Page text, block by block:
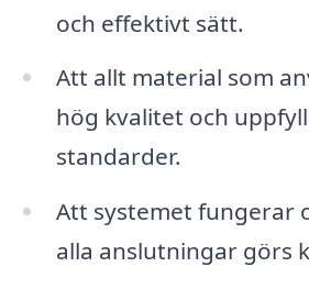
och effektivt sätt.
Att allt material som
hög kvalitet och
standarder.
Att systemet fungerar
alla anslutningar görs